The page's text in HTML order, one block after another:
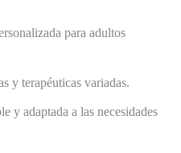
para adultos
y terapéuticas variadas.
y adaptada a las necesidades